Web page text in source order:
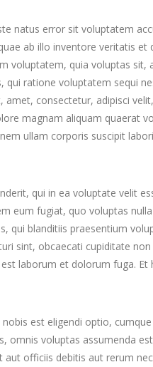
natus error sit voluptatem
ab illo inventore veritatis et
voluptatem, quia voluptas
qui ratione voluptatem sequi
consectetur, adipisci
magnam aliquam quaerat
ullam corporis suscipit
qui in ea voluptate velit
eum fugiat, quo voluptas
qui blanditiis praesentium
sint, obcaecati cupiditate
laborum et dolorum fuga.
est eligendi optio,
omnis voluptas assumenda
officiis debitis aut rerum